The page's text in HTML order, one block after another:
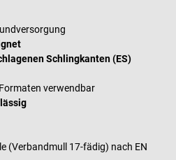
Schlingkanten (ES)
verwendbar
(Verbandmull 17-fädig) nach EN